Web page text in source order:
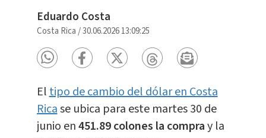
Eduardo Costa
Costa Rica /30.06.2026 13:09:25
Eltipo de cambio del dólar en Costa
Ricase ubica para este martes 30 de
junio en451.89 colones la compray la